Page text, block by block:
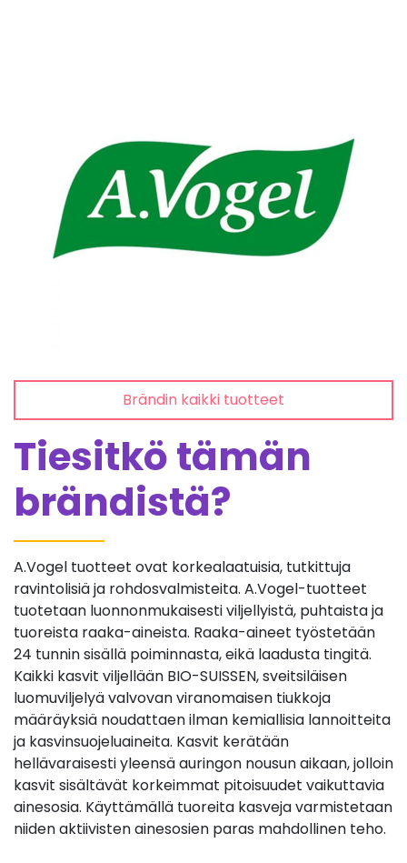
Brändin kaikki tuotteet
Tiesitkö tämän
brändistä?
A.Vogel tuotteet ovat korkealaatuisia, tutkittuja
ravintolisiä ja rohdosvalmisteita. A.Vogel-tuotteet
tuotetaan luonnonmukaisesti viljellyistä, puhtaista ja
tuoreista raaka-aineista. Raaka-aineet työstetään
24 tunnin sisällä poiminnasta, eikä laadusta tingitä.
Kaikki kasvit viljellään BIO-SUISSEN, sveitsiläisen
luomuviljelyä valvovan viranomaisen tiukkoja
määräyksiä noudattaen ilman kemiallisia lannoitteita
ja kasvinsuojeluaineita. Kasvit kerätään
hellävaraisesti yleensä auringon nousun aikaan, jolloin
kasvit sisältävät korkeimmat pitoisuudet vaikuttavia
ainesosia. Käyttämällä tuoreita kasveja varmistetaan
niiden aktiivisten ainesosien paras mahdollinen teho.